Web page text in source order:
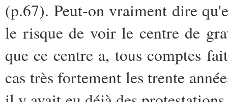
(p.67). Peut-on vraiment dire
le risque de voir le centre de
que ce centre a, tous comptes
cas très fortement les trente